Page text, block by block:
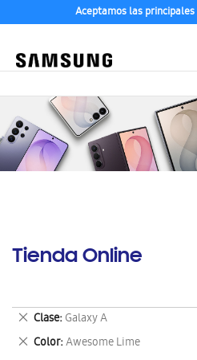
Aceptamos las
Tienda Online
Clase Galaxy A
Eliminar
este
artículo
Color Awesome Lime
Eliminar